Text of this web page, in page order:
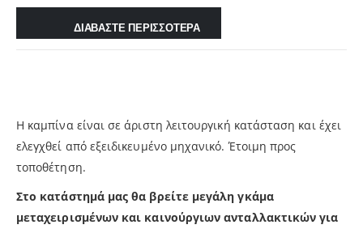
ΔΙΑΒΑΣΤΕ ΠΕΡΙΣΣΟΤΕΡΑ
Η καμπίνα είναι σε άριστη λειτουργική κατάσταση και έχει
ελεγχθεί από εξειδικευμένο μηχανικό. Έτοιμη προς
τοποθέτηση.
Στο κατάστημά μας θα βρείτε μεγάλη γκάμα
μεταχειρισμένων και καινούργιων ανταλλακτικών για